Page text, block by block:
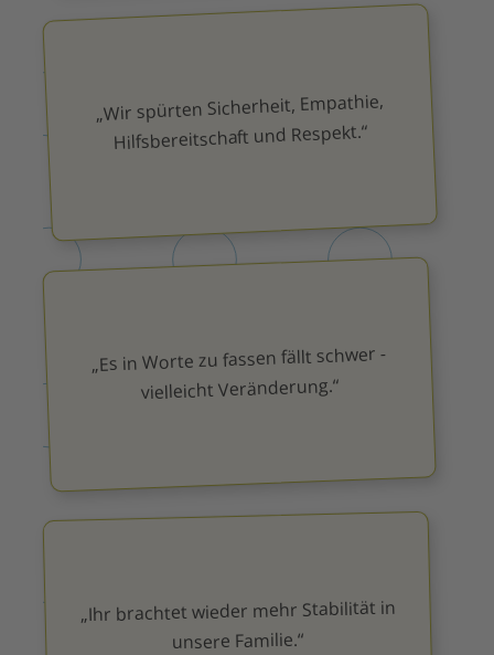
„Wir spürten Sicherheit, Empathie,
Hilfsbereitschaft und Respekt.“
„Es in Worte zu fassen fällt schwer -
vielleicht Veränderung.“
„Ihr brachtet wieder mehr Stabilität in
unsere Familie.“